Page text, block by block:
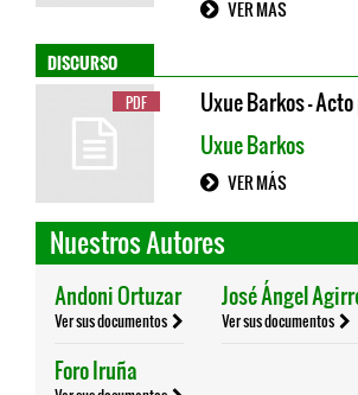
VER MÁS
DISCURSO
PDF
Uxue Barkos -
Uxue Barkos
VER MÁS
Nuestros Autores
Andoni Ortuzar
Ver sus documentos
José Ángel
Ver sus documentos
Foro Iruña